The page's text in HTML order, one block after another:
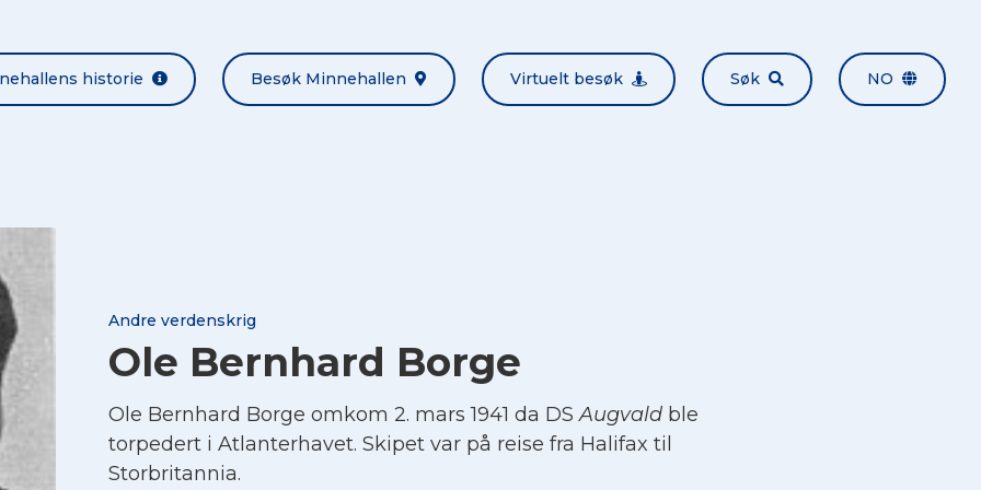
historie Besøk Minnehallen Virtuelt besøk Søk NO
Andre verdenskrig
Ole Bernhard Borge
Ole Bernhard Borge omkom 2. mars 1941 da DSAugvaldble
torpedert i Atlanterhavet. Skipet var på reise fra Halifax til
Storbritannia.